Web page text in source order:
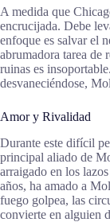
A medida que
encrucijada. Debe
enfoque es salvar el
abrumadora tarea de
ruinas es
desvaneciéndose,
Amor y Rivalidad
Durante este difícil
principal aliado de
arraigado en los
años, ha amado a
fuego golpea, las
convierte en alguien